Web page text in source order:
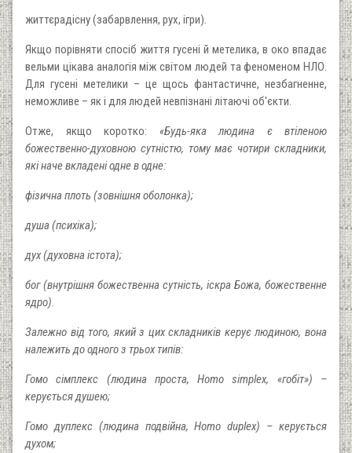
життєрадісну (забарвлення, рух, ігри).
Якщо порівняти спосіб життя гусені й метелика, в око впадає
вельми цікава аналогія між світом людей та феноменом НЛО.
Для гусені метелики – це щось фантастичне, незбагненне,
неможливе – як і для людей невпізнані літаючі об'єкти.
Отже, якщо коротко: «Будь-яка людина є втіленою
божественно-духовною сутністю, тому має чотири складники,
які наче вкладені одне в одне:
фізична плоть (зовнішня оболонка);
душа (психіка);
дух (духовна істота);
бог (внутрішня божественна сутність, іскра Божа, божественне
ядро).
Залежно від того, який з цих складників керує людиною, вона
належить до одного з трьох типів:
Гомо сімплекс (людина проста, Homo simplex, «гобіт») –
керується душею;
Гомо дуплекс (людина подвійна, Homo duplex) – керується
духом;